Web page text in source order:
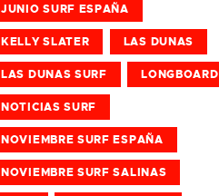
JUNIO SURF ESPAÑA
KELLY SLATER LAS DUNAS
LAS DUNAS SURF LONGBOARD
NOTICIAS SURF
NOVIEMBRE SURF ESPAÑA
NOVIEMBRE SURF SALINAS